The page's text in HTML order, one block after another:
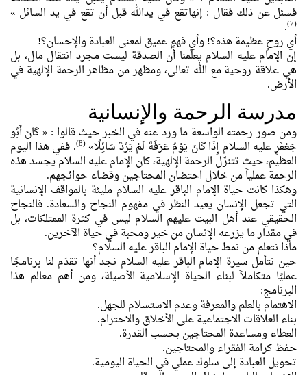
فسئل عن ذلك فقال : إنهاتقع في يدالله قبل أن تقع في يد السائل »
(7)
.
أي روحٍ عظيمة هذه؟! وأي فهمٍ عميق لمعنى العبادة والإحسان؟!
إن الإمام عليه السلام يعلّمنا أن الصدقة ليست مجرد انتقال مال، بل
هي علاقة روحية مع الله تعالى، ومظهر من مظاهر الرحمة الإلهية في
الأرض.
مدرسة الرحمة والإنسانية
ومن صور رحمته الواسعة ما ورد عنه في الخبر حيث قالوا : « كَانَ أَبُو
جَعْفَرٍ عليه السلام إِذَا كَانَ يَوْمُ عَرَفَةَ لَمْ يَرُدَّ سَائِلًا»(8)
. ففي هذا اليوم
العظيم، حيث تتنزّل الرحمة الإلهية، كان الإمام عليه السلام يجسد هذه
الرحمة عملياً من خلال احتضان المحتاجين وقضاء حوائجهم.
وهكذا كانت حياة الإمام الباقر عليه السلام مليئة بالمواقف الإنسانية
التي تجعل الإنسان يعيد النظر في مفهوم النجاح والسعادة. فالنجاح
الحقيقي عند أهل البيت عليهم السلام ليس في كثرة الممتلكات، بل
في مقدار ما يزرعه الإنسان من خير ومحبة في حياة الآخرين.
ماذا نتعلم من نمط حياة الإمام الباقر عليه السلام؟
حين نتأمل سيرة الإمام الباقر عليه السلام نجد أنها تقدّم لنا برنامجًا
عمليًا متكاملاً لبناء الحياة الإسلامية الأصيلة، ومن أهم معالم هذا
البرنامج:
الاهتمام بالعلم والمعرفة وعدم الاستسلام للجهل.
بناء العلاقات الاجتماعية على الأخلاق والاحترام.
العطاء ومساعدة المحتاجين بحسب القدرة.
حفظ كرامة الفقراء والمحتاجين.
تحويل العبادة إلى سلوك عملي في الحياة اليومية.